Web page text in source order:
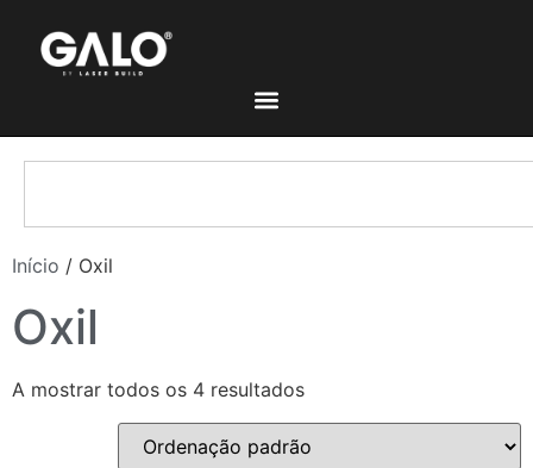
Início / Oxil
Oxil
A mostrar todos os 4 resultados